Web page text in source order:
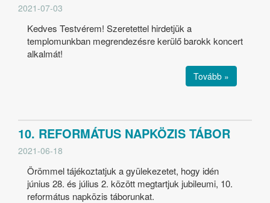
2021-07-03
Kedves Testvérem! Szeretettel hirdetjük a
templomunkban megrendezésre kerülő barokk koncert
alkalmát!
Tovább »
10. REFORMÁTUS NAPKÖZIS TÁBOR
2021-06-18
Örömmel tájékoztatjuk a gyülekezetet, hogy idén
június 28. és július 2. között megtartjuk jubileumi, 10.
református napközis táborunkat.